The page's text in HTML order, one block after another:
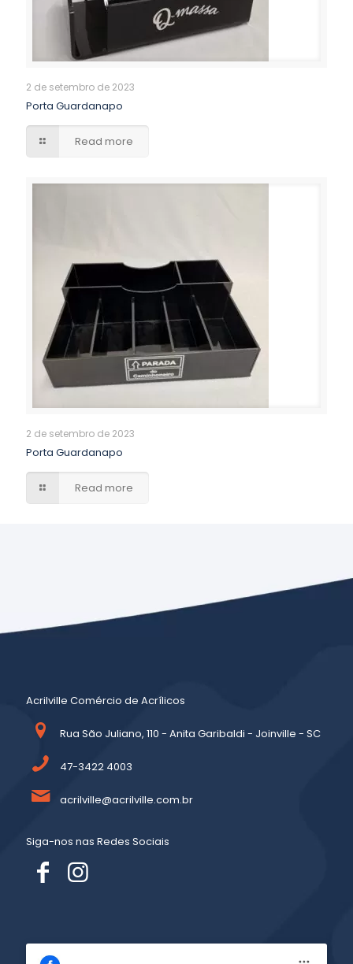
2 de setembro de 2023
Porta Guardanapo
Read more
2 de setembro de 2023
Porta Guardanapo
Read more
Acrilville Comércio de Acrílicos
Rua São Juliano, 110 - Anita Garibaldi - Joinville - SC
47-3422 4003
acrilville@acrilville.com.br
Siga-nos nas Redes Sociais